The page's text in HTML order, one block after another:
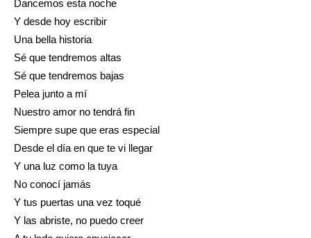
Dancemos esta noche
Y desde hoy escribir
Una bella historia
Sé que tendremos altas
Sé que tendremos bajas
Pelea junto a mí
Nuestro amor no tendrá fin
Siempre supe que eras especial
Desde el día en que te vi llegar
Y una luz como la tuya
No conocí jamás
Y tus puertas una vez toqué
Y las abriste, no puedo creer